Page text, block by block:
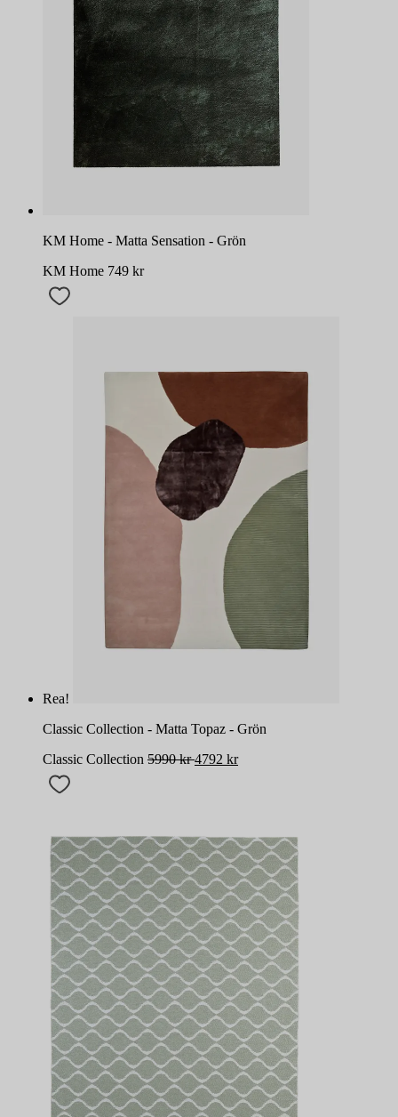
KM Home - Matta Sensation - Grön
KM Home 749 kr
Rea!
Classic Collection - Matta Topaz - Grön
Classic Collection 5990kr 4792 kr